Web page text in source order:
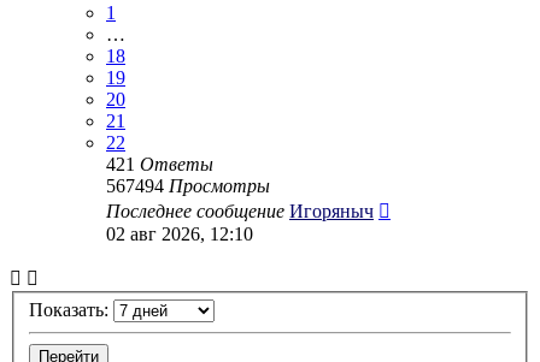
1
…
18
19
20
21
22
421 Ответы
567494 Просмотры
Последнее сообщение Игоряныч
02 авг 2026, 12:10
Показать: